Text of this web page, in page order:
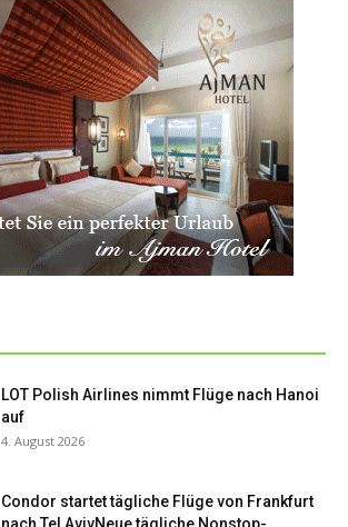
LOT Polish Airlines nimmt Flüge nach Hanoi
auf
4. August 2026
Condor startet tägliche Flüge von Frankfurt
nach Tel AvivNeue tägliche Nonstop-